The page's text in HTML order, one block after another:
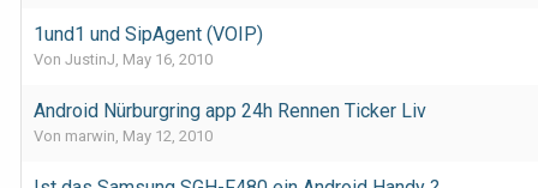
1und1 und SipAgent (VOIP)
Von JustinJ, May 16, 2010
Android Nürburgring app 24h Rennen Ticker Liv
Von marwin, May 12, 2010